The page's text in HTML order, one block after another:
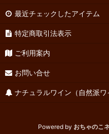
最近チェックしたアイテム
特定商取引法表示
ご利用案内
お問い合せ
ナチュラルワイン（自然派
Powered by おちゃのこ